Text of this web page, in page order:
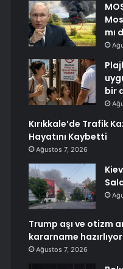
mı
bir
Kırıkkale’de Trafik
Hayatını Kaybetti
Ağustos 7, 2026
Trump aşı ve otizm
kararname hazırlıyor
Ağustos 7, 2026